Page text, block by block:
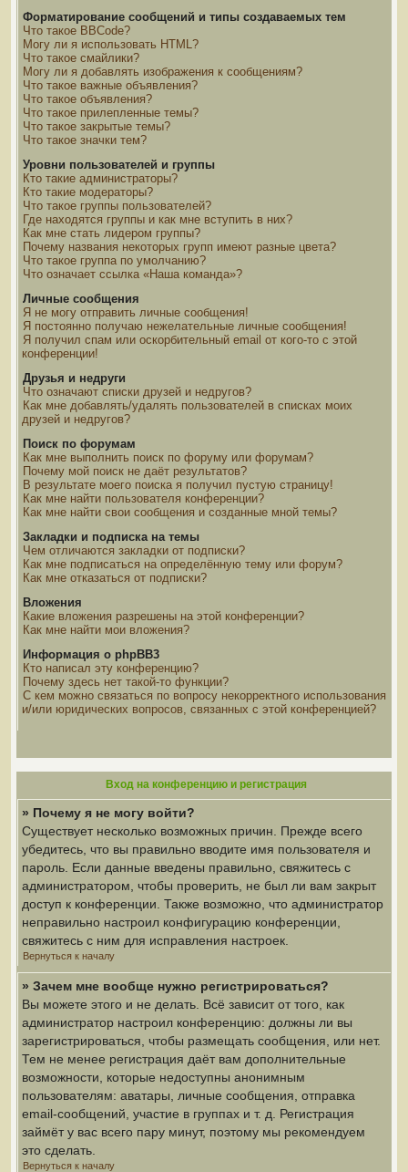
Форматирование сообщений и типы создаваемых тем
Что такое BBCode?
Могу ли я использовать HTML?
Что такое смайлики?
Могу ли я добавлять изображения к сообщениям?
Что такое важные объявления?
Что такое объявления?
Что такое прилепленные темы?
Что такое закрытые темы?
Что такое значки тем?
Уровни пользователей и группы
Кто такие администраторы?
Кто такие модераторы?
Что такое группы пользователей?
Где находятся группы и как мне вступить в них?
Как мне стать лидером группы?
Почему названия некоторых групп имеют разные цвета?
Что такое группа по умолчанию?
Что означает ссылка «Наша команда»?
Личные сообщения
Я не могу отправить личные сообщения!
Я постоянно получаю нежелательные личные сообщения!
Я получил спам или оскорбительный email от кого-то с этой
конференции!
Друзья и недруги
Что означают списки друзей и недругов?
Как мне добавлять/удалять пользователей в списках моих
друзей и недругов?
Поиск по форумам
Как мне выполнить поиск по форуму или форумам?
Почему мой поиск не даёт результатов?
В результате моего поиска я получил пустую страницу!
Как мне найти пользователя конференции?
Как мне найти свои сообщения и созданные мной темы?
Закладки и подписка на темы
Чем отличаются закладки от подписки?
Как мне подписаться на определённую тему или форум?
Как мне отказаться от подписки?
Вложения
Какие вложения разрешены на этой конференции?
Как мне найти мои вложения?
Информация о phpBB3
Кто написал эту конференцию?
Почему здесь нет такой-то функции?
С кем можно связаться по вопросу некорректного использования
и/или юридических вопросов, связанных с этой конференцией?
Вход на конференцию и регистрация
» Почему я не могу войти?
Существует несколько возможных причин. Прежде всего
убедитесь, что вы правильно вводите имя пользователя и
пароль. Если данные введены правильно, свяжитесь с
администратором, чтобы проверить, не был ли вам закрыт
доступ к конференции. Также возможно, что администратор
неправильно настроил конфигурацию конференции,
свяжитесь с ним для исправления настроек.
Вернуться к началу
» Зачем мне вообще нужно регистрироваться?
Вы можете этого и не делать. Всё зависит от того, как
администратор настроил конференцию: должны ли вы
зарегистрироваться, чтобы размещать сообщения, или нет.
Тем не менее регистрация даёт вам дополнительные
возможности, которые недоступны анонимным
пользователям: аватары, личные сообщения, отправка
email-сообщений, участие в группах и т. д. Регистрация
займёт у вас всего пару минут, поэтому мы рекомендуем
это сделать.
Вернуться к началу